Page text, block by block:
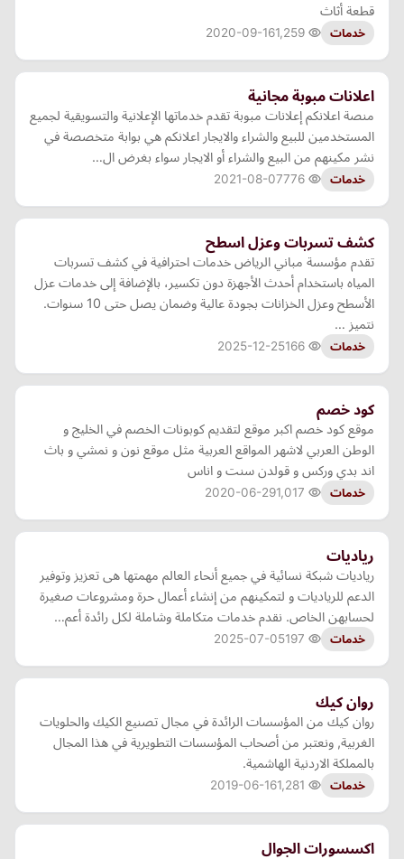
قطعة أثاث
خدمات 2020-09-16
اعلانات مبوبة مجانية
منصة اعلانكم إعلانات مبوبة تقدم خدماتها الإعلانية والتسويقية لجميع
المستخدمين للبيع والشراء والايجار اعلانكم هي بوابة متخصصة في
نشر مكينهم من البيع والشراء أو الايجار سواء بغرض ال…
خدمات 2021-08-07
كشف تسربات وعزل اسطح
تقدم مؤسسة مباني الرياض خدمات احترافية في كشف تسربات
المياه باستخدام أحدث الأجهزة دون تكسير، بالإضافة إلى خدمات عزل
الأسطح وعزل الخزانات بجودة عالية وضمان يصل حتى 10 سنوات.
نتميز …
خدمات 2025-12-25
كود خصم
موقع كود خصم اكبر موقع لتقديم كوبونات الخصم في الخليج و
الوطن العربي لاشهر المواقع العربية مثل موقع نون و نمشي و باث
اند بدي وركس و قولدن سنت و اناس
خدمات 2020-06-29
رياديات
رياديات شبكة نسائية في جميع أنحاء العالم مهمتها هى تعزيز وتوفير
الدعم للرياديات و لتمكينهم من إنشاء أعمال حرة ومشروعات صغيرة
لحسابهن الخاص. نقدم خدمات متكاملة وشاملة لكل رائدة أعم…
خدمات 2025-07-05
روان كيك
روان كيك من المؤسسات الرائدة في مجال تصنيع الكيك والحلويات
الغربية, ونعتبر من أصحاب المؤسسات التطويرية في هذا المجال
بالمملكة الاردنية الهاشمية.
خدمات 2019-06-16
اكسسورات الجوال